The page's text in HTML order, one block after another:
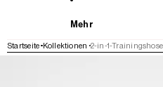
Mehr
Startseite Kollektionen 2-in-1-Trainingshose
WEITER ZU DEN